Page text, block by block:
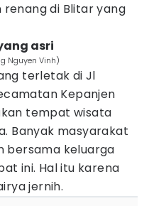
di Blitar yang
asri
Nguyen Vinh)
terletak di Jl
Kepanjen
tempat wisata
Banyak masyarakat
bersama keluarga
ini. Hal itu karena
jernih.